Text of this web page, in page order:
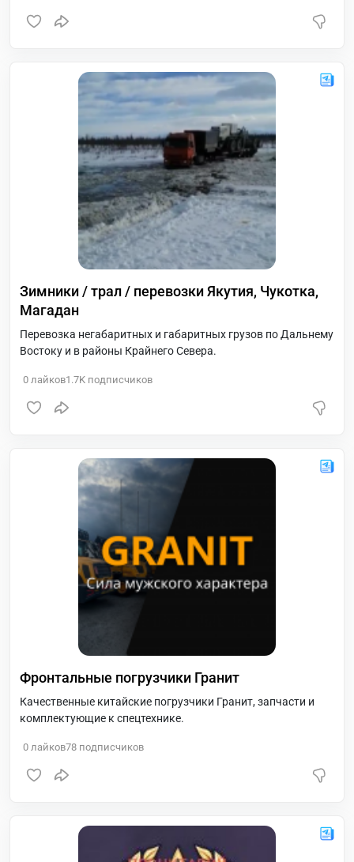
Зимники / трал / перевозки Якутия, Чукотка,
Магадан
Перевозка негабаритных и габаритных грузов по Дальнему
Востоку и в районы Крайнего Севера.
0 лайков1.7K подписчиков
Фронтальные погрузчики Гранит
Качественные китайские погрузчики Гранит, запчасти и
комплектующие к спецтехнике.
0 лайков78 подписчиков